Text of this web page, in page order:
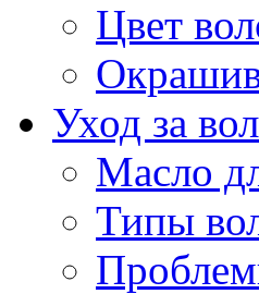
Цвет
Уход за
Масло
Типы